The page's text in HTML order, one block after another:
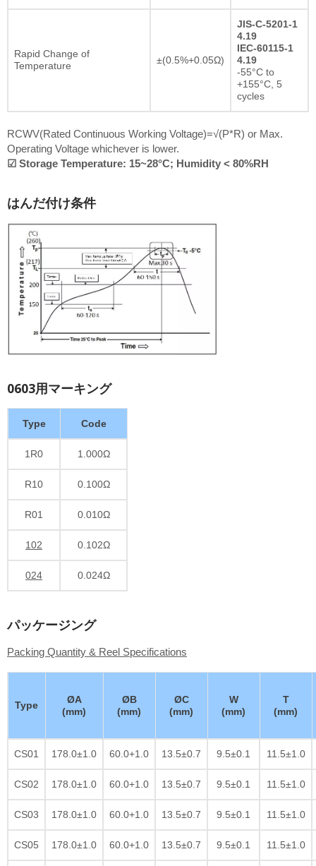
Rapid Change of
Temperature
±(0.5%+0.05Ω)
JIS-C-5201-1
4.19
IEC-60115-1
4.19
-55°C to
+155°C, 5
cycles
RCWV(Rated Continuous Working Voltage)=√(P*R) or Max.
Operating Voltage whichever is lower.
☑ Storage Temperature: 15~28°C; Humidity < 80%RH
はんだ付け条件
0603用マーキング
Type Code
1R0 1.000Ω
R10 0.100Ω
R01 0.010Ω
102 0.102Ω
024 0.024Ω
パッケージング
Packing Quantity & Reel Specifications
Type
ØA
(mm)
ØB
(mm)
ØC
(mm)
W
(mm)
T
(mm)
CS01 178.0±1.0 60.0+1.0 13.5±0.7 9.5±0.1 11.5±1.0
CS02 178.0±1.0 60.0+1.0 13.5±0.7 9.5±0.1 11.5±1.0
CS03 178.0±1.0 60.0+1.0 13.5±0.7 9.5±0.1 11.5±1.0
CS05 178.0±1.0 60.0+1.0 13.5±0.7 9.5±0.1 11.5±1.0